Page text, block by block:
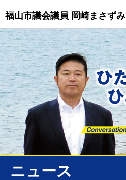
福山市議会議員 岡崎まさずみ
ニュース
HOME
重要情報
プロフィール
ニュース/トピックス